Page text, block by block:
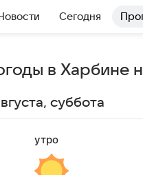
Сегодня
в Харбине
суббота
утро